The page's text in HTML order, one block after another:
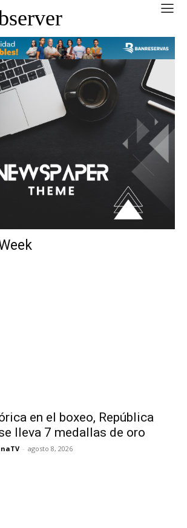
en el boxeo, República
lleva 7 medallas de oro
- agosto 8, 2026